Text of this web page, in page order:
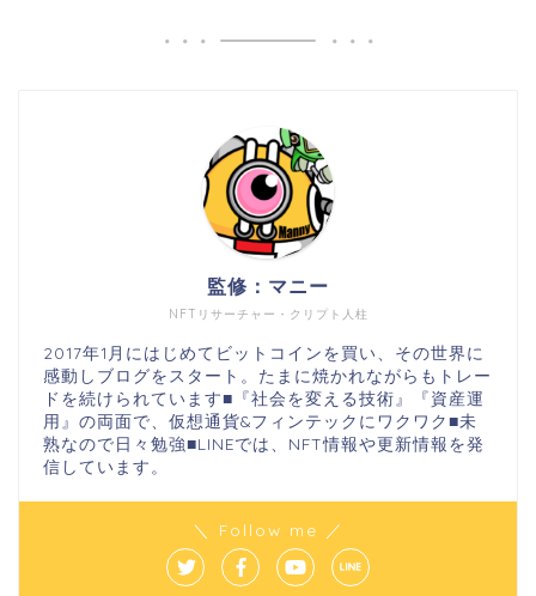
NFTリサーチャー・クリプト人柱
監修：マニー
2017年1月にはじめてビットコインを買い、その世界に
感動しブログをスタート。たまに焼かれながらもトレー
ドを続けられています■『社会を変える技術』『資産運
用』の両面で、仮想通貨&フィンテックにワクワク■未
熟なので日々勉強■LINEでは、NFT情報や更新情報を発
信しています。
＼ Follow me ／